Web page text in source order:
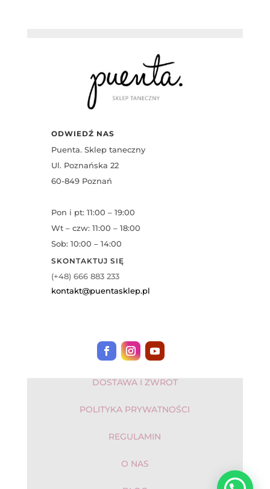
ODWIEDŹ NAS
Puenta. Sklep taneczny
Ul. Poznańska 22
60-849 Poznań
Pon i pt: 11:00 – 19:00
Wt – czw: 11:00 – 18:00
Sob: 10:00 – 14:00
SKONTAKTUJ SIĘ
(+48) 666 883 233
kontakt@puentasklep.pl
DOSTAWA I ZWROT
POLITYKA PRYWATNOŚCI
REGULAMIN
O NAS